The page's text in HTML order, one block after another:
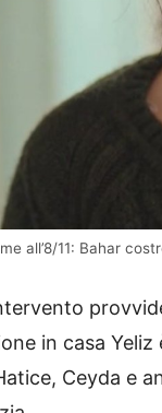
all’8/11: Bahar
in casa
Ceyda e